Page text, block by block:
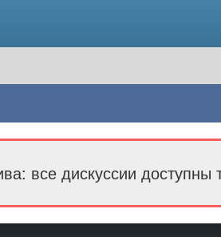
все дискуссии доступны